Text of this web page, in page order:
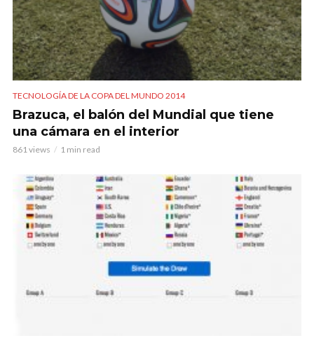
TECNOLOGÍA DE LA COPA DEL MUNDO 2014
Brazuca, el balón del Mundial que tiene
una cámara en el interior
861 views 1 min read